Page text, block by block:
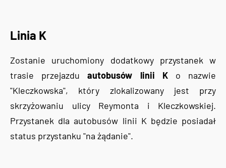
Linia K
Zostanie uruchomiony dodatkowy przystanek w
trasie przejazduautobusów linii Ko nazwie
"Kleczkowska", który zlokalizowany jest przy
skrzyżowaniu ulicy Reymonta i Kleczkowskiej.
Przystanek dla autobusów linii K będzie posiadał
status przystanku "na żądanie".